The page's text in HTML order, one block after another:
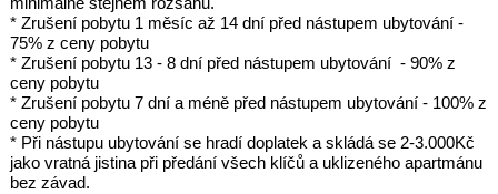
* Zrušení pobytu 1 měsíc až 14 dní před nástupem ubytování -
75% z ceny pobytu
* Zrušení pobytu 13 - 8 dní před nástupem ubytování - 90% z
ceny pobytu
* Zrušení pobytu 7 dní a méně před nástupem ubytování - 100% z
ceny pobytu
* Při nástupu ubytování se hradí doplatek a skládá se 2-3.000Kč
jako vratná jistina při předání všech klíčů a uklizeného apartmánu
bez závad.